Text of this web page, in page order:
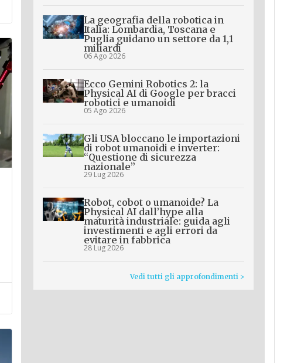
La geografia della robotica in
Italia: Lombardia, Toscana e
Puglia guidano un settore da 1,1
miliardi
06 Ago 2026
Ecco Gemini Robotics 2: la
Physical AI di Google per bracci
robotici e umanoidi
05 Ago 2026
Gli USA bloccano le importazioni
di robot umanoidi e inverter:
“Questione di sicurezza
nazionale”
29 Lug 2026
Robot, cobot o umanoide? La
Physical AI dall’hype alla
maturità industriale: guida agli
investimenti e agli errori da
evitare in fabbrica
28 Lug 2026
Vedi tutti gli approfondimenti >